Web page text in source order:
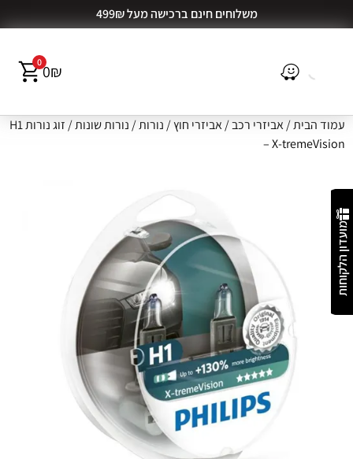
משלוחים חינם ברכישה מעל 499₪
00₪
מועדון הלקוחות
עמוד הבית/אביזרי רכב/אביזרי חוץ/ נורות/ נורות שונות
/ זוג נורות H1
– X-tremeVision